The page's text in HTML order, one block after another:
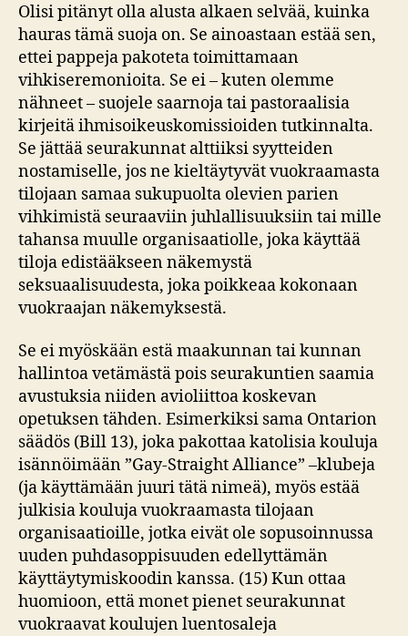
Olisi pitänyt olla alusta alkaen selvää, kuinka
hauras tämä suoja on. Se ainoastaan estää sen,
ettei pappeja pakoteta toimittamaan
vihkiseremonioita. Se ei – kuten olemme
nähneet – suojele saarnoja tai pastoraalisia
kirjeitä ihmisoikeuskomissioiden tutkinnalta.
Se jättää seurakunnat alttiiksi syytteiden
nostamiselle, jos ne kieltäytyvät vuokraamasta
tilojaan samaa sukupuolta olevien parien
vihkimistä seuraaviin juhlallisuuksiin tai mille
tahansa muulle organisaatiolle, joka käyttää
tiloja edistääkseen näkemystä
seksuaalisuudesta, joka poikkeaa kokonaan
vuokraajan näkemyksestä.
Se ei myöskään estä maakunnan tai kunnan
hallintoa vetämästä pois seurakuntien saamia
avustuksia niiden avioliittoa koskevan
opetuksen tähden. Esimerkiksi sama Ontarion
säädös (Bill 13), joka pakottaa katolisia kouluja
isännöimään ”Gay-Straight Alliance” –klubeja
(ja käyttämään juuri tätä nimeä), myös estää
julkisia kouluja vuokraamasta tilojaan
organisaatioille, jotka eivät ole sopusoinnussa
uuden puhdasoppisuuden edellyttämän
käyttäytymiskoodin kanssa. (15) Kun ottaa
huomioon, että monet pienet seurakunnat
vuokraavat koulujen luentosaleja